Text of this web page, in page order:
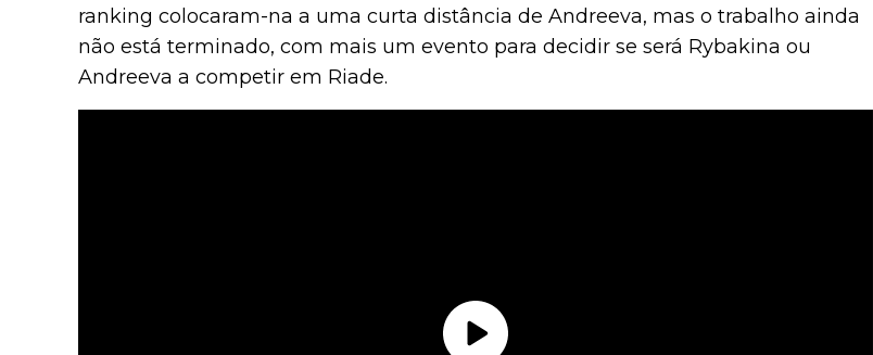
ranking colocaram-na a uma curta distância de Andreeva, mas o trabalho ainda
não está terminado, com mais um evento para decidir se será Rybakina ou
Andreeva a competir em Riade.